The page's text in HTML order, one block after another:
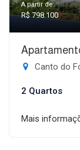
A partir de:
R$ 798.100
Canto do
2 Quartos
Mais